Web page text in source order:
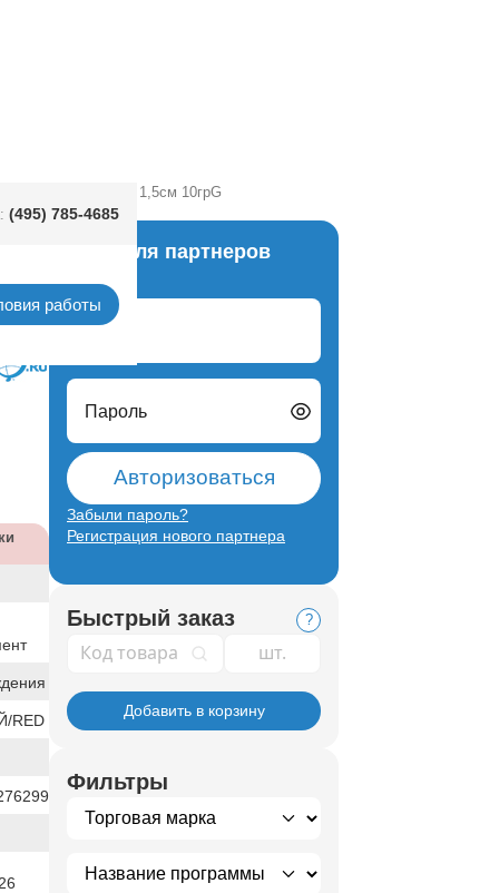
(495) 785-4685
работы
тишью Красные 1,5см 10грG
RED
Вход для партнеров
Логин
Пароль
Авторизоваться
Забыли пароль?
Регистрация нового партнера
Быстрый заказ ?
Код товара
Добавить в корзину
Фильтры